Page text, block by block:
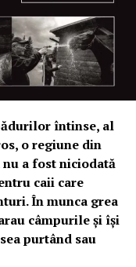
întinse, al
o regiune din
a fost niciodată
caii care
În munca grea
câmpurile și își
purtând sau